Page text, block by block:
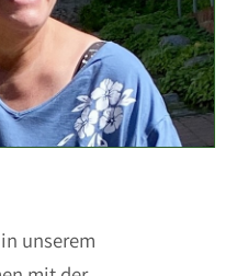
in unserem